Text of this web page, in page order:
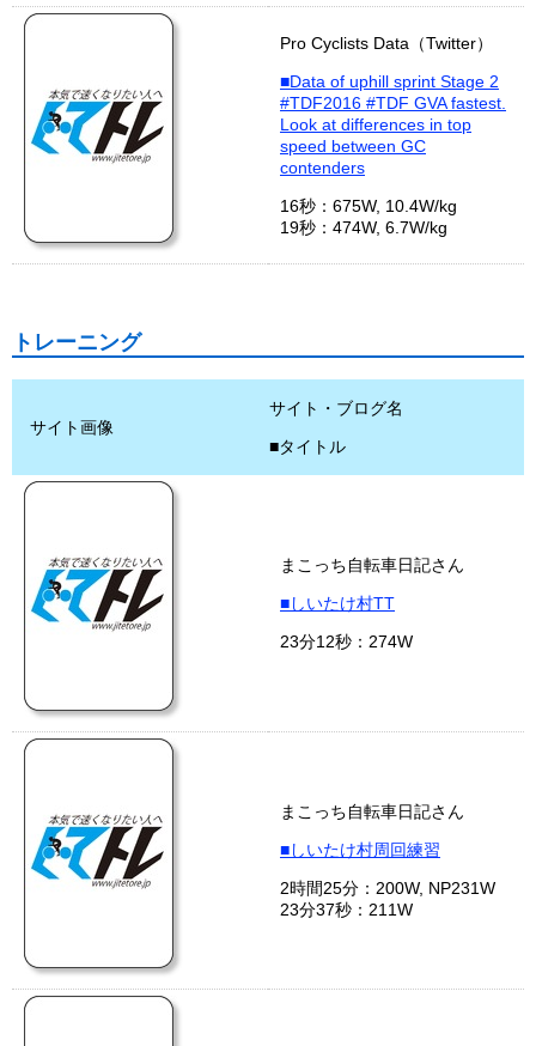
Pro Cyclists Data（Twitter）
■Data of uphill sprint Stage 2
#TDF2016 #TDF GVA fastest.
Look at differences in top
speed between GC
contenders
16秒：675W, 10.4W/kg
19秒：474W, 6.7W/kg
トレーニング
サイト画像
サイト・ブログ名
■タイトル
まこっち自転車日記さん
■しいたけ村TT
23分12秒：274W
まこっち自転車日記さん
■しいたけ村周回練習
2時間25分：200W, NP231W
23分37秒：211W